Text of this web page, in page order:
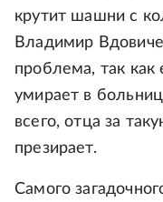
крутит шашни с
Владимир
проблема, так
умирает в
всего, отца за
презирает.
Самого